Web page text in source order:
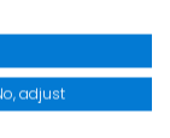
adjust